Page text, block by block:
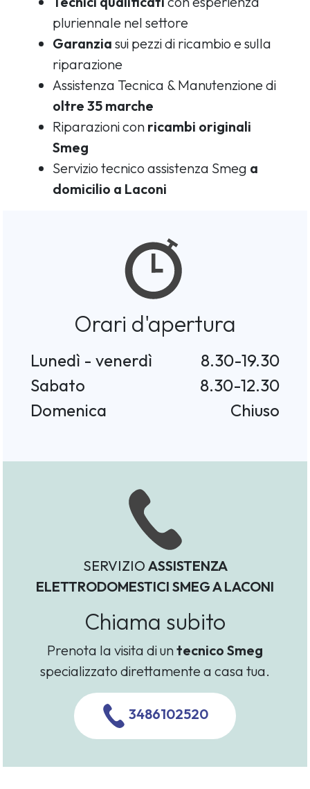
pluriennale nel settore
Garanzia sui pezzi di ricambio e sulla
riparazione
Assistenza Tecnica & Manutenzione di
oltre 35 marche
Riparazioni con ricambi originali
Smeg
Servizio tecnico assistenza Smeg a
domicilio a Laconi
Orari d'apertura
Lunedì - venerdì
8.30-19.30
Sabato
8.30-12.30
Domenica
Chiuso
SERVIZIO ASSISTENZA
ELETTRODOMESTICI SMEG A LACONI
Chiama subito
Prenota la visita di untecnico Smeg
specializzato direttamente a casa tua.
3486102520